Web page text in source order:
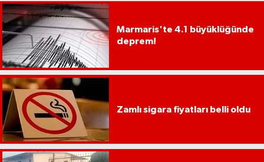
Marmaris'te 4.1 büyüklüğünde
deprem!
Zamlı sigara fiyatları belli oldu